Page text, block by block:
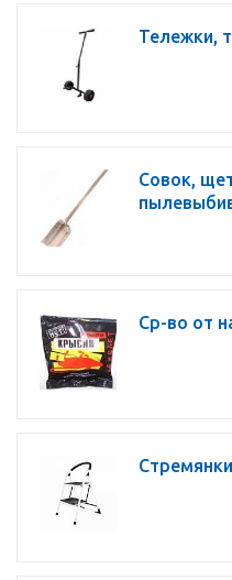
Тележки,
Совок,
Ср-во от